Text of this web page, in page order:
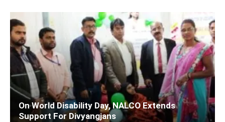
On World Disability Day, NALCO Extends
Support For Divyangjans